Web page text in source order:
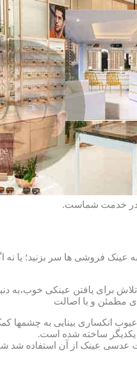
در خدمت شماست.
عینک فروشی ها سر بزنید؛ یا
برای یافتن عینکی خوب،به
مطمئن و با اصالت
بینایی به چشمها کمک
یکدیگر ساخته شده است.
و ابندایی ترین ماده ای که در ساخت عدسی عینک